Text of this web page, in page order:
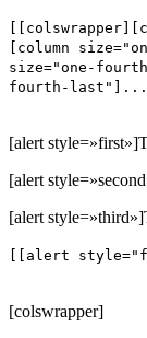
[column
size="one-
fourth-
[alert
[alert
[alert
[[alert
[colswrapper]